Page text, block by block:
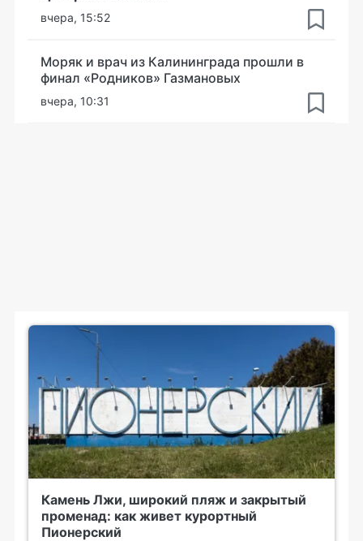
вчера, 15:52
Моряк и врач из Калининграда прошли в
финал «Родников» Газмановых
вчера, 10:31
Камень Лжи, широкий пляж и закрытый
променад: как живет курортный
Пионерский